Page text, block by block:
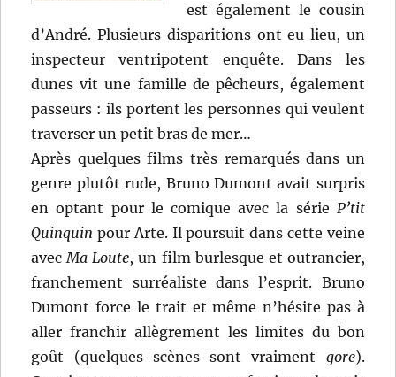
est également le cousin
d’André. Plusieurs disparitions ont eu lieu, un
inspecteur ventripotent enquête. Dans les
dunes vit une famille de pêcheurs, également
passeurs : ils portent les personnes qui veulent
traverser un petit bras de mer…
Après quelques films très remarqués dans un
genre plutôt rude, Bruno Dumont avait surpris
en optant pour le comique avec la série P’tit
Quinquin pour Arte. Il poursuit dans cette veine
avecMa Loute, un film burlesque et outrancier,
franchement surréaliste dans l’esprit. Bruno
Dumont force le trait et même n’hésite pas à
aller franchir allègrement les limites du bon
goût (quelques scènes sont vraiment gore).